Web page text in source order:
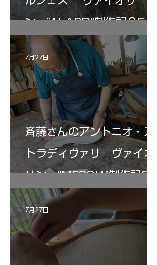
ン ”ALARD"制作記３5
斉藤さんのアントニオ・ス
トラディヴァリ ヴァイオ
リン ”MESSIA"制作記33
7月27日
7月27日